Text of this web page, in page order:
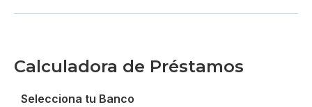
Calculadora de Préstamos
Selecciona tu Banco